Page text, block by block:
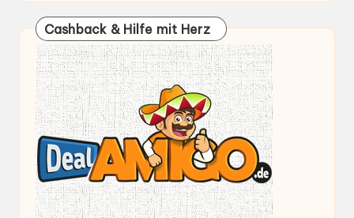
Cashback & Hilfe mit Herz